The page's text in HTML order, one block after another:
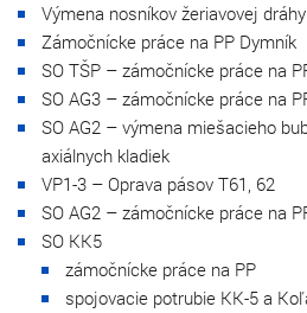
Výmena nosníkov žeriavovej
Zámočnícke práce na PP Dymník
SO TŠP – zámočnícke práce na
SO AG3 – zámočnícke práce na
SO AG2 – výmena miešacieho
axiálnych kladiek
VP1-3 – Oprava pásov T61, 62
SO AG2 – zámočnícke práce na
SO KK5
zámočnícke práce na PP
spojovacie potrubie KK-5 a